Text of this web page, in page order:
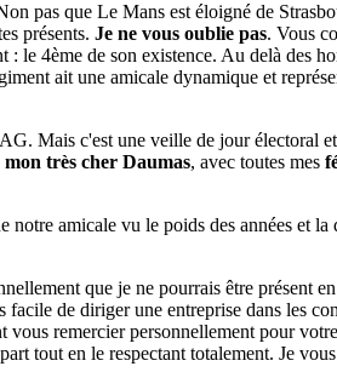
pas que Le Mans est éloigné de
présents. Je ne vous oublie pas. Vous
le 4ème de son existence. Au delà des
ait une amicale dynamique et
Mais c'est une veille de jour électoral
très cher Daumas, avec toutes mes
amicale vu le poids des années et la
que je ne pourrais être présent
de diriger une entreprise dans les
remercier personnellement pour
tout en le respectant totalement. Je